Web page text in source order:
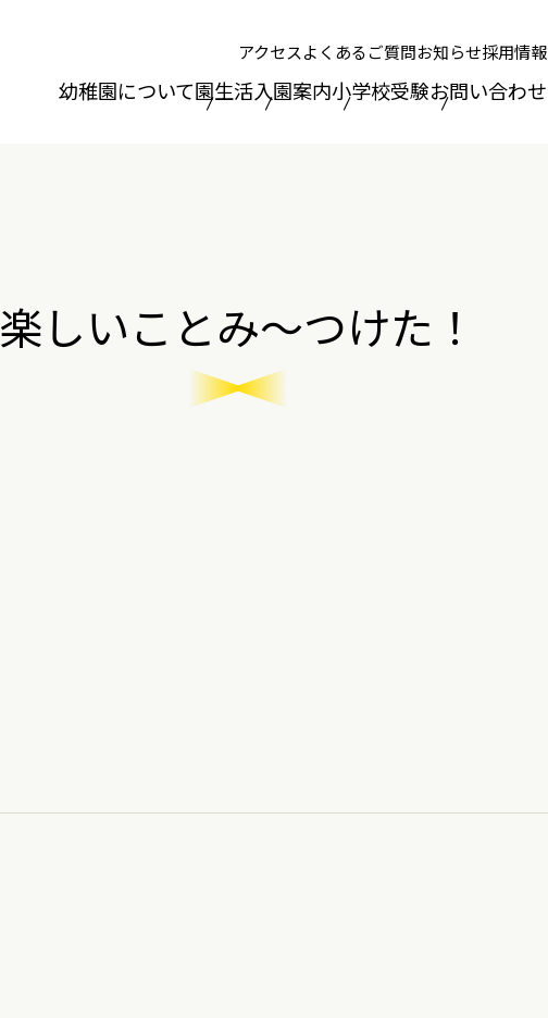
アクセスよくあるご質問お知らせ採用情報
幼稚園について園生活入園案内小学校受験お問い合わせ
楽しいことみ～つけた！